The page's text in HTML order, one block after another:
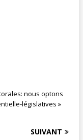
nous optons
législatives »
SUIVANT